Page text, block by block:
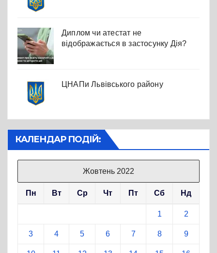
Диплом чи атестат не
відображається в застосунку Дія?
ЦНАПи Львівського району
КАЛЕНДАР ПОДІЙ:
Жовтень 2022
Пн Вт Ср Чт Пт Сб Нд
1 2
3 4 5 6 7 8 9